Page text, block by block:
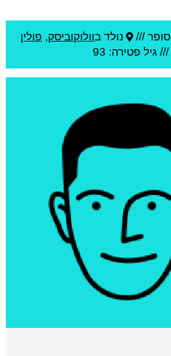
סופר /// נולד בוולוקוביסק, פולין
/// גיל פטירה: 93